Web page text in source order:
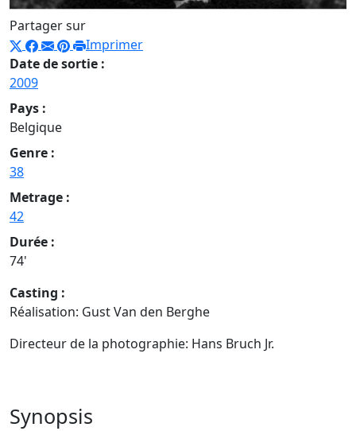
Partager sur
Imprimer
Date de sortie :
2009
Pays :
Belgique
Genre :
38
Metrage :
42
Durée :
74'
Casting :
Réalisation: Gust Van den Berghe
Directeur de la photographie: Hans Bruch Jr.
Synopsis